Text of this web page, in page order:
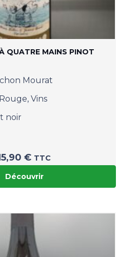
QUATRE MAINS PINOT
Mourat
, Vins
noir
€ TTC
Découvrir